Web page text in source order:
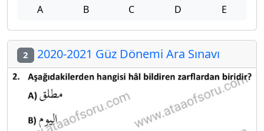
A B C D E
2 2020-2021 Güz Dönemi Ara Sınavı